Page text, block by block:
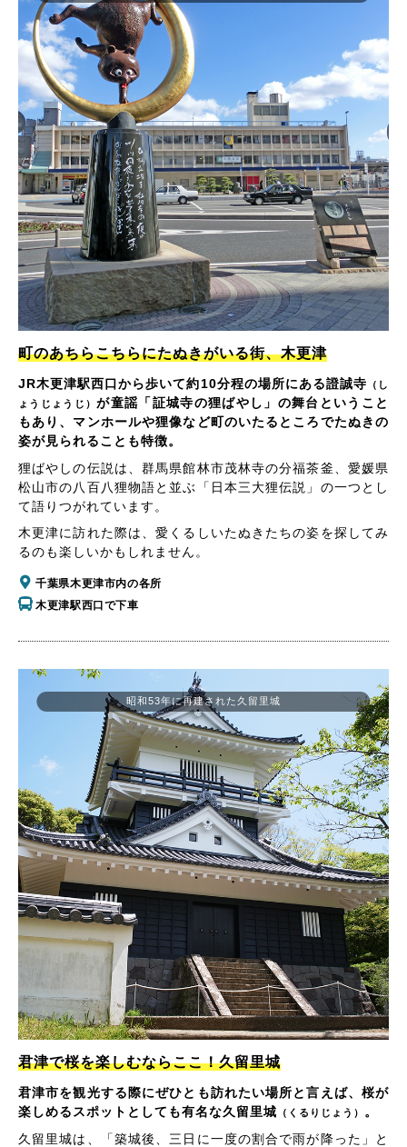
町のあちらこちらにたぬきがいる街、木更津
JR木更津駅西口から歩いて約10分程の場所にある證誠寺 （し
ょうじょうじ）が童謡「証城寺の狸ばやし」の舞台ということ
もあり、マンホールや狸像など町のいたるところでたぬきの
姿が見られることも特徴。
狸ばやしの伝説は、群馬県館林市茂林寺の分福茶釜、愛媛県
松山市の八百八狸物語と並ぶ「日本三大狸伝説」の一つとし
て語りつがれています。
木更津に訪れた際は、愛くるしいたぬきたちの姿を探してみ
るのも楽しいかもしれません。
千葉県木更津市内の各所
木更津駅西口で下車
君津で桜を楽しむならここ！久留里城
君津市を観光する際にぜひとも訪れたい場所と言えば、桜が
楽しめるスポットとしても有名な久留里城 （くるりじょう） 。
久留里城は、「築城後、三日に一度の割合で雨が降った」と
昭和53年に再建された久留里城